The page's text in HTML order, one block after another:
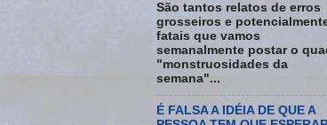
São tantos relatos de erros
grosseiros e
fatais que vamos
semanalmente postar o
"monstruosidades da
semana"...
É FALSA A IDÉIA DE QUE A